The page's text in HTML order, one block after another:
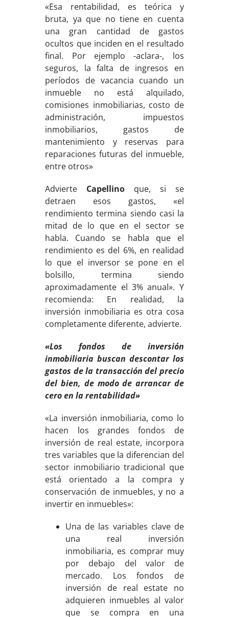
«Esa rentabilidad, es teórica y
bruta, ya que no tiene en cuenta
una gran cantidad de gastos
ocultos que inciden en el resultado
final. Por ejemplo -aclara-, los
seguros, la falta de ingresos en
períodos de vacancia cuando un
inmueble no está alquilado,
comisiones inmobiliarias, costo de
administración, impuestos
inmobiliarios, gastos de
mantenimiento y reservas para
reparaciones futuras del inmueble,
entre otros»
Advierte Capellino que, si se
detraen esos gastos, «el
rendimiento termina siendo casi la
mitad de lo que en el sector se
habla. Cuando se habla que el
rendimiento es del 6%, en realidad
lo que el inversor se pone en el
bolsillo, termina siendo
aproximadamente el 3% anual». Y
recomienda: En realidad, la
inversión inmobiliaria es otra cosa
completamente diferente, advierte.
«Los fondos de inversión
inmobiliaria buscan descontar los
gastos de la transacción del precio
del bien, de modo de arrancar de
cero en la rentabilidad»
«La inversión inmobiliaria, como lo
hacen los grandes fondos de
inversión de real estate, incorpora
tres variables que la diferencian del
sector inmobiliario tradicional que
está orientado a la compra y
conservación de inmuebles, y no a
invertir en inmuebles»:
Una de las variables clave de
una real inversión
inmobiliaria, es comprar muy
por debajo del valor de
mercado. Los fondos de
inversión de real estate no
adquieren inmuebles al valor
que se compra en una